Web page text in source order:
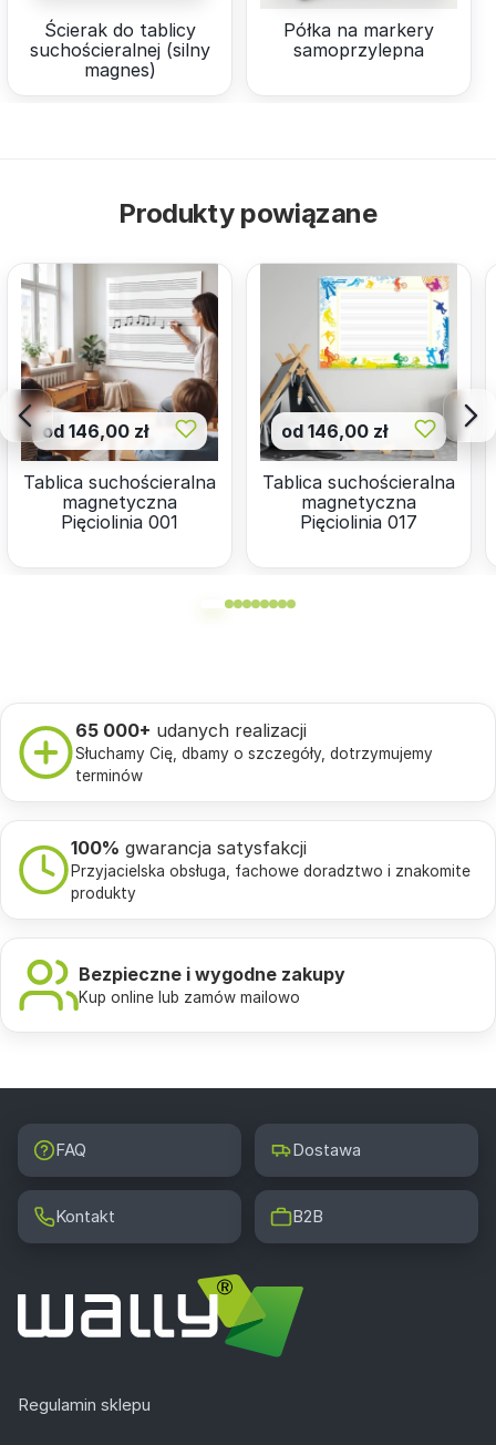
Ścierak do tablicy
suchościeralnej (silny
magnes)
Półka na markery
samoprzylepna
Produkty powiązane
od 146,00 zł
Tablica suchościeralna
magnetyczna
Pięciolinia 001
od 146,00 zł
Tablica suchościeralna
magnetyczna
Pięciolinia 017
65 000+ udanych realizacji
Słuchamy Cię, dbamy o szczegóły, dotrzymujemy
terminów
100% gwarancja satysfakcji
Przyjacielska obsługa, fachowe doradztwo i znakomite
produkty
Bezpieczne i wygodne zakupy
Kup online lub zamów mailowo
FAQ Dostawa
Kontakt B2B
Regulamin sklepu